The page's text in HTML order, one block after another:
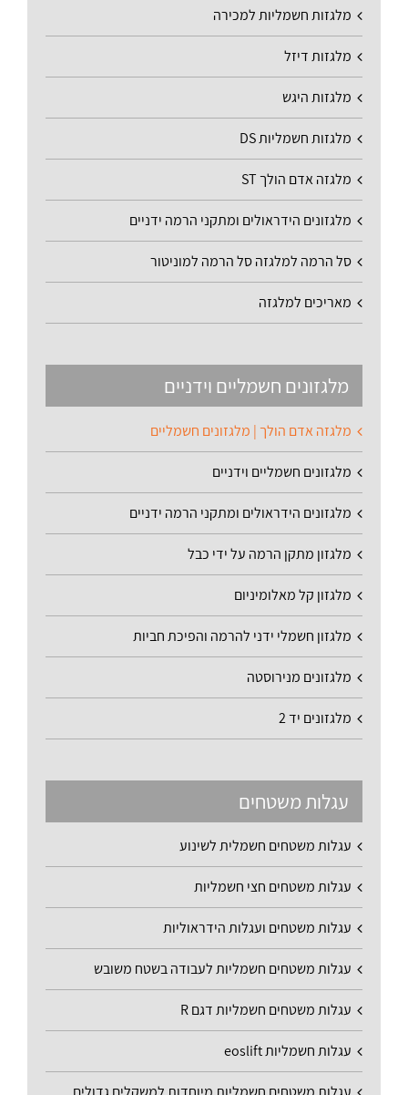
מלגזות חשמליות למכירה
מלגזות דיזל
מלגזות היגש
מלגזות חשמליות DS
מלגזה אדם הולך ST
מלגזונים הידראולים ומתקני הרמה ידניים
סל הרמה למלגזה סל הרמה למוניטור
מאריכים למלגזה
מלגזונים חשמליים וידניים
מלגזה אדם הולך | מלגזונים חשמליים
מלגזונים חשמליים וידניים
מלגזונים הידראולים ומתקני הרמה ידניים
מלגזון מתקן הרמה על ידי כבל
מלגזון קל מאלומיניום
מלגזון חשמלי ידני להרמה והפיכת חביות
מלגזונים מנירוסטה
מלגזונים יד 2
עגלות משטחים
עגלות משטחים חשמלית לשינוע
עגלות משטחים חצי חשמליות
עגלות משטחים ועגלות הידראוליות
עגלות משטחים חשמליות לעבודה בשטח משובש
עגלות משטחים חשמליות דגם R
עגלות חשמליות eoslift